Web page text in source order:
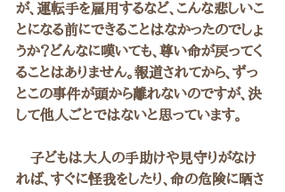
が、運転手を雇用するなど、こんな悲しいこ
とになる前にできることはなかったのでしょ
うか？どんなに嘆いても、尊い命が戻ってく
ることはありません。報道されてから、ずっ
とこの事件が頭から離れないのですが、決
して他人ごとではないと思っています。
子どもは大人の手助けや見守りがなけ
れば、すぐに怪我をしたり、命の危険に晒さ